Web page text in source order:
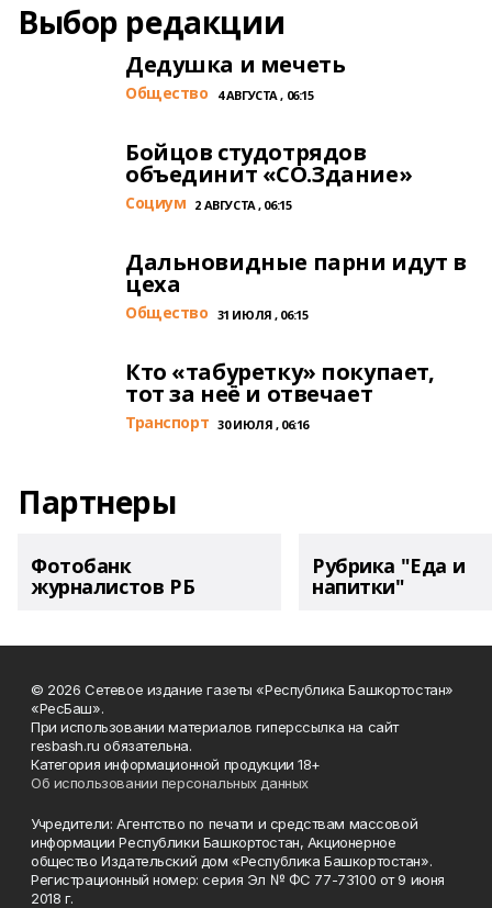
Выбор редакции
Дедушка и мечеть
Общество 4 АВГУСТА , 06:15
Бойцов студотрядов
объединит «СО.Здание»
Cоциум 2 АВГУСТА , 06:15
Дальновидные парни идут в
цеха
Общество 31 ИЮЛЯ , 06:15
Кто «табуретку» покупает,
тот за неё и отвечает
Транспорт 30 ИЮЛЯ , 06:16
Партнеры
Фотобанк
журналистов РБ
Рубрика "Еда и
напитки"
© 2026 Сетевое издание газеты «Республика Башкортостан»
«РесБаш».
При использовании материалов гиперссылка на сайт
resbash.ru обязательна.
Категория информационной продукции 18+
Об использовании персональных данных
Учредители: Агентство по печати и средствам массовой
информации Республики Башкортостан, Акционерное
общество Издательский дом «Республика Башкортостан».
Регистрационный номер: серия Эл № ФС 77-73100 от 9 июня
2018 г.